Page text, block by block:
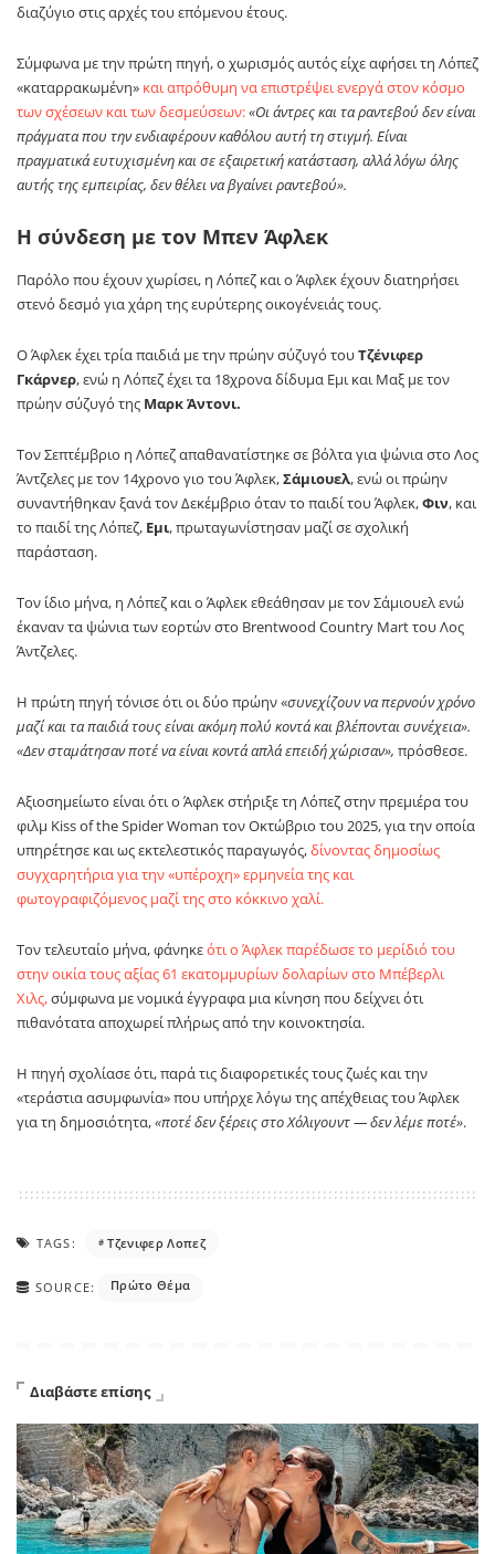
διαζύγιο στις αρχές του επόμενου έτους.
Σύμφωνα με την πρώτη πηγή, ο χωρισμός αυτός είχε αφήσει τη Λόπεζ
«καταρρακωμένη» και απρόθυμη να επιστρέψει ενεργά στον κόσμο
των σχέσεων και των δεσμεύσεων:«Οι άντρες και τα ραντεβού δεν είναι
πράγματα που την ενδιαφέρουν καθόλου αυτή τη στιγμή. Είναι
πραγματικά ευτυχισμένη και σε εξαιρετική κατάσταση, αλλά λόγω όλης
αυτής της εμπειρίας, δεν θέλει να βγαίνει ραντεβού».
Η σύνδεση με τον Μπεν Άφλεκ
Παρόλο που έχουν χωρίσει, η Λόπεζ και ο Άφλεκ έχουν διατηρήσει
στενό δεσμό για χάρη της ευρύτερης οικογένειάς τους.
Ο Άφλεκ έχει τρία παιδιά με την πρώην σύζυγό τουΤζένιφερ
Γκάρνερ, ενώ η Λόπεζ έχει τα 18χρονα δίδυμα Εμι και Μαξ με τον
πρώην σύζυγό της Μαρκ Άντονι.
Τον Σεπτέμβριο η Λόπεζ απαθανατίστηκε σε βόλτα για ψώνια στο Λος
Άντζελες με τον 14χρονο γιο του Άφλεκ,Σάμιουελ, ενώ οι πρώην
συναντήθηκαν ξανά τον Δεκέμβριο όταν το παιδί του Άφλεκ,Φιν, και
το παιδί της Λόπεζ, Εμι, πρωταγωνίστησαν μαζί σε σχολική
παράσταση.
Τον ίδιο μήνα, η Λόπεζ και ο Άφλεκ εθεάθησαν με τον Σάμιουελ ενώ
έκαναν τα ψώνια των εορτών στο Brentwood Country Mart του Λος
Άντζελες.
Η πρώτη πηγή τόνισε ότι οι δύο πρώην «συνεχίζουν να περνούν χρόνο
μαζί και τα παιδιά τους είναι ακόμη πολύ κοντά και βλέπονται συνέχεια».
«Δεν σταμάτησαν ποτέ να είναι κοντά απλά επειδή χώρισαν», πρόσθεσε.
Αξιοσημείωτο είναι ότι ο Άφλεκ στήριξε τη Λόπεζ στην πρεμιέρα του
φιλμ Kiss of the Spider Woman τον Οκτώβριο του 2025, για την οποία
υπηρέτησε και ως εκτελεστικός παραγωγός,δίνοντας δημοσίως
συγχαρητήρια για την «υπέροχη» ερμηνεία της και
φωτογραφιζόμενος μαζί της στο κόκκινο χαλί.
Τον τελευταίο μήνα, φάνηκεότι ο Άφλεκ παρέδωσε το μερίδιό του
στην οικία τους αξίας 61 εκατομμυρίων δολαρίων στο Μπέβερλι
Χιλς,σύμφωνα με νομικά έγγραφα μια κίνηση που δείχνει ότι
πιθανότατα αποχωρεί πλήρως από την κοινοκτησία.
Η πηγή σχολίασε ότι, παρά τις διαφορετικές τους ζωές και την
«τεράστια ασυμφωνία» που υπήρχε λόγω της απέχθειας του Άφλεκ
για τη δημοσιότητα,«ποτέ δεν ξέρεις στο Χόλιγουντ — δεν λέμε ποτέ».
TAGS: Τζενιφερ Λοπεζ
SOURCE: Πρώτο Θέμα
Διαβάστε επίσης